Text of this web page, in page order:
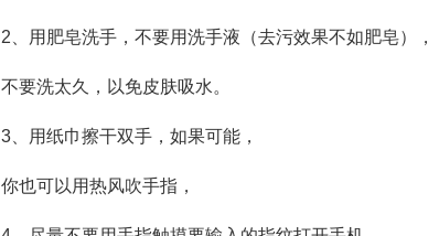
2、用肥皂洗手，不要用洗手液（去污效果不如肥皂），
不要洗太久，以免皮肤吸水。
3、用纸巾擦干双手，如果可能，
你也可以用热风吹手指，